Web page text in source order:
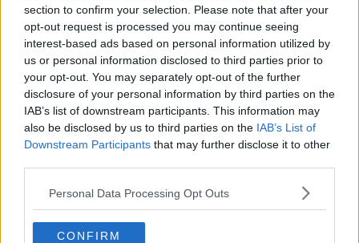
section to confirm your selection. Please note that after your
opt-out request is processed you may continue seeing
interest-based ads based on personal information utilized by
us or personal information disclosed to third parties prior to
your opt-out. You may separately opt-out of the further
disclosure of your personal information by third parties on the
IAB’s list of downstream participants. This information may
also be disclosed by us to third parties on the IAB’s List of
Downstream Participants that may further disclose it to other
Personal Data Processing Opt Outs
CONFIRM
Jetzt kostenlos den RadsportAktuell-
Newsletter abonnieren!
Nachdem du auf „Abonnieren“ geklickt hast,
erhältst du sofort eine E-Mail von uns. Bei
einigen Lesern landet diese im Spam-
Ordner – überprüfe ihn daher bitte ebenfalls.
Alle wichtigen News, Ergebnisse und
Rennvorschauen – täglich kompakt per E-
Abonnieren